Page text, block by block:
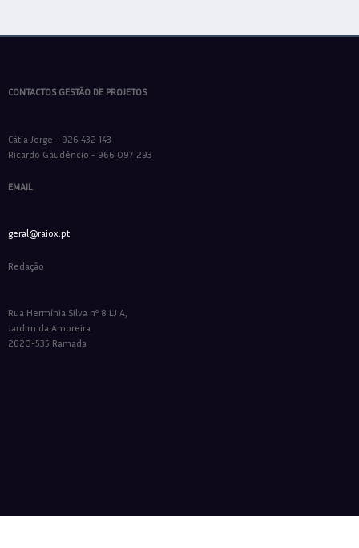
CONTACTOS GESTÃO DE PROJETOS
Cátia Jorge - 926 432 143
Ricardo Gaudêncio - 966 097 293
EMAIL
geral@raiox.pt
Redação
Rua Hermínia Silva nº 8 LJ A,
Jardim da Amoreira
2620-535 Ramada